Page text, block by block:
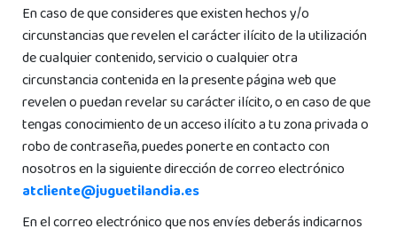
En caso de que consideres que existen hechos y/o
circunstancias que revelen el carácter ilícito de la utilización
de cualquier contenido, servicio o cualquier otra
circunstancia contenida en la presente página web que
revelen o puedan revelar su carácter ilícito, o en caso de que
tengas conocimiento de un acceso ilícito a tu zona privada o
robo de contraseña, puedes ponerte en contacto con
nosotros en la siguiente dirección de correo electrónico
atcliente@juguetilandia.es